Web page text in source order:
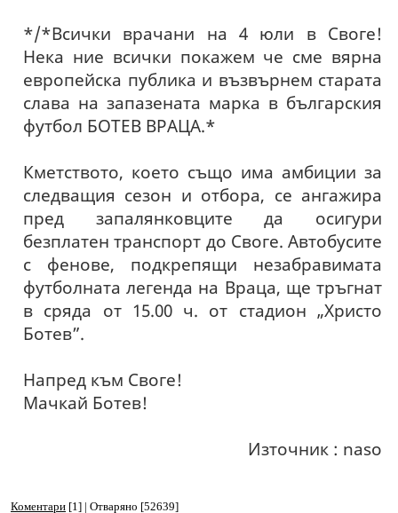
*/*Всички врачани на 4 юли в Своге!
Нека ние всички покажем че сме вярна
европейска публика и възвърнем старата
слава на запазената марка в българския
футбол БОТЕВ ВРАЦА.*
Кметството, което също има амбиции за
следващия сезон и отбора, се ангажира
пред запалянковците да осигури
безплатен транспорт до Своге. Автобусите
с фенове, подкрепящи незабравимата
футболната легенда на Враца, ще тръгнат
в сряда от 15.00 ч. от стадион „Христо
Ботев”.
Напред към Своге!
Мачкай Ботев!
Източник : naso
Коментари [1] | Отваряно [52639]